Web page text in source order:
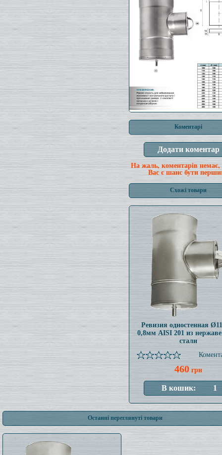
Коментарі
На жаль, коментарів немає,
Вас є шанс бути
Схожі товари
Ревизия одностенная
0,8мм AISI 201 из
стали
460 грн
Останні переглянуті товари